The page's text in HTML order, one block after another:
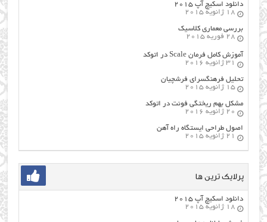
دانلود اسکیچ آپ ۲۰۱۵
18 ژانویه 2015
بررسی معماری کلاسیک
28 فوریه 2015
آموزش کامل فرمان Scale در اتوکد
31 ژانویه 2016
تحلیل فرهنگسرای فرشچیان
15 ژانویه 2015
مشکل بهم ریختگی فونت در اتوکد
20 ژانویه 2016
اصول طراحي ایستگاه راه آهن
21 ژانویه 2015
پرلایک ترین ها
دانلود اسکیچ آپ ۲۰۱۵
18 ژانویه 2015